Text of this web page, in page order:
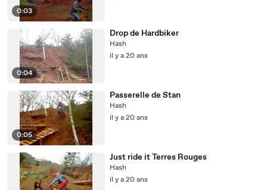
0:03
0:04
Drop de Hardbiker
Hash
il y a 20 ans
0:05
Passerelle de Stan
Hash
il y a 20 ans
Just ride it Terres Rouges
Hash
il y a 20 ans